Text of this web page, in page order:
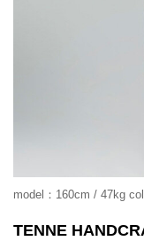
model：160cm / 47kg
TENNE